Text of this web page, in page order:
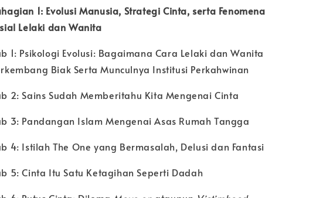
1: Evolusi Manusia, Strategi Cinta, serta Fenomena
Lelaki dan Wanita
1: Psikologi Evolusi: Bagaimana Cara Lelaki dan Wanita
Biak Serta Munculnya Institusi Perkahwinan
2: Sains Sudah Memberitahu Kita Mengenai Cinta
3: Pandangan Islam Mengenai Asas Rumah Tangga
4: Istilah The One yang Bermasalah, Delusi dan Fantasi
5: Cinta Itu Satu Ketagihan Seperti Dadah